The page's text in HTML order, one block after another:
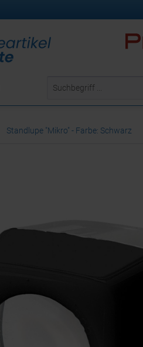
Standlupe "Mikro" - Farbe: Schwarz